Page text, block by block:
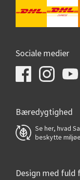
Sociale medier
Bæredygtighed
Se her, hvad
beskytte
Design med